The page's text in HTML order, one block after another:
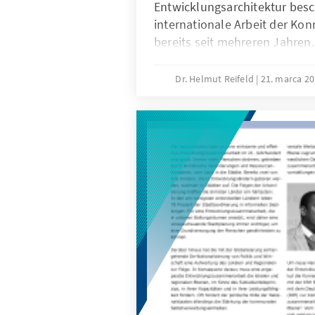
Entwicklungsarchitektur
internationale Arbeit der
bereits seit mehreren
anderen großen
einen neuen Akzent zu
Expertengespräch am 25.
Akademie der KAS in Berlin
Außen- und
Dr. Helmut Reifeld 21. marca